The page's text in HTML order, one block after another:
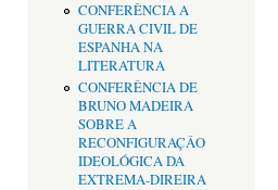
CONFERÊNCIA A
GUERRA CIVIL DE
ESPANHA NA
LITERATURA
CONFERÊNCIA DE
BRUNO MADEIRA
SOBRE A
RECONFIGURAÇÂO
IDEOLÓGICA DA
EXTREMA-DIREIRA